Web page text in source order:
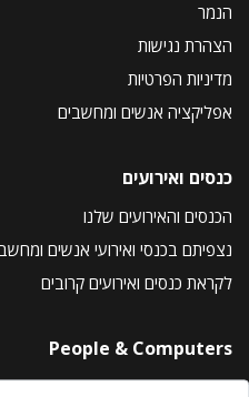
הנמר
הצהרת נגישות
מדיניות הפרטיות
אפליקציה אנשים ומחשבים
כנסים ואירועים
הכנסים והאירועים שלנו
נצפיתם בכנסי ואירועי אנשים
לקראת כנסים ואירועים קרובים
People & Computers
About Us